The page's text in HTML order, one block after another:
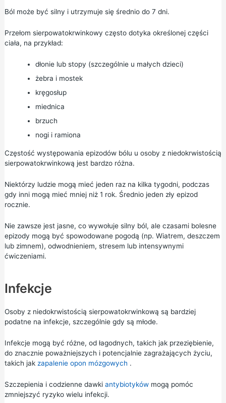
Ból może być silny i utrzymuje się średnio do 7 dni.
Przełom sierpowatokrwinkowy często dotyka określonej części
ciała, na przykład:
dłonie lub stopy (szczególnie u małych dzieci)
żebra i mostek
kręgosłup
miednica
brzuch
nogi i ramiona
Częstość występowania epizodów bólu u osoby z niedokrwistością
sierpowatokrwinkową jest bardzo różna.
Niektórzy ludzie mogą mieć jeden raz na kilka tygodni, podczas
gdy inni mogą mieć mniej niż 1 rok. Średnio jeden zły epizod
rocznie.
Nie zawsze jest jasne, co wywołuje silny ból, ale czasami bolesne
epizody mogą być spowodowane pogodą (np. Wiatrem, deszczem
lub zimnem), odwodnieniem, stresem lub intensywnymi
ćwiczeniami.
Infekcje
Osoby z niedokrwistością sierpowatokrwinkową są bardziej
podatne na infekcje, szczególnie gdy są młode.
Infekcje mogą być różne, od łagodnych, takich jak przeziębienie,
do znacznie poważniejszych i potencjalnie zagrażających życiu,
takich jak zapalenie opon mózgowych .
Szczepienia i codzienne dawki antybiotykówmogą pomóc
zmniejszyć ryzyko wielu infekcji.